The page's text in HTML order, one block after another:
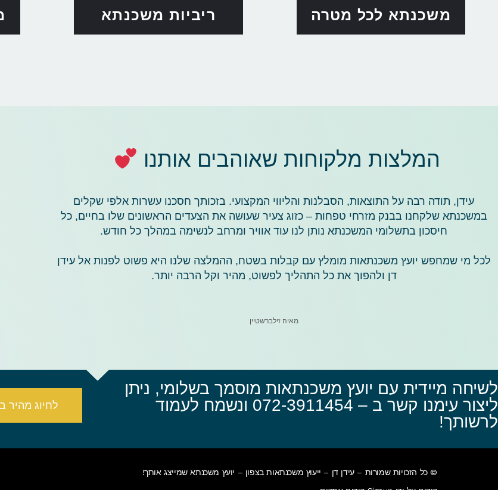
משכנתא לכל מטרה ריביות משכנתא
המלצות מלקוחות שאוהבים אותנו
עידן, תודה רבה על התוצאות, הסבלנות והליווי המקצועי. בזכותך חסכנו עשרות אלפי שקלים
במשכנתא שלקחנו בבנק מזרחי טפחות – כזוג צעיר שעושה את הצעדים הראשונים שלו בחיים, כל
חיסכון בתשלומי המשכנתא נותן לנו עוד אוויר ומרחב לנשימה במהלך כל חודש.
לכל מי שמחפש יועץ משכנתאות מומלץ עם קבלות בשטח, ההמלצה שלנו היא פשוט לפנות אל עידן
דן ולהפוך את כל התהליך לפשוט, מהיר וקל הרבה יותר.
מאיה זילברשטיין
לשיחה מיידית עם יועץ משכנתאות מוסמך בשלומי, ניתן
ליצור עימנו קשר ב – 072-3911454 ונשמח לעמוד
לרשותך!
לחיוג מהיר
© כל הזכויות שמורות – עידן דן – ייעוץ משכנתאות בצפון – יועץ משכנתא שמייצג אותך!